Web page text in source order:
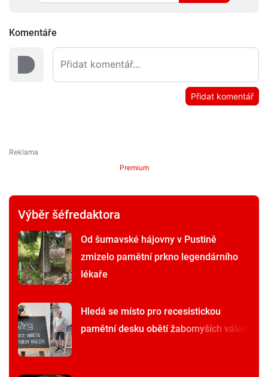
Komentáře
Přidat komentář
Premium
Výběr šéfredaktora
Od šumavské hájovny v Pustině
zmizelo pamětní prkno legendárního
lékaře
Hledá se místo pro recesistickou
pamětní desku obětí žabomyších válek